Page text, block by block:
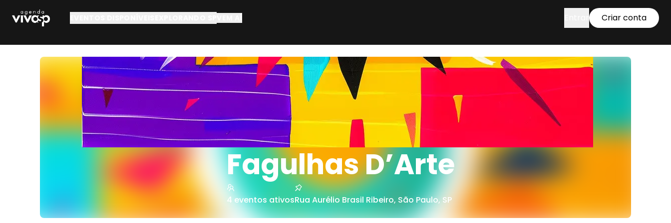
Criar conta
Fagulhas D’Arte
4 eventos ativosRua Aurélio Brasil Ribeiro, São Paulo, SP